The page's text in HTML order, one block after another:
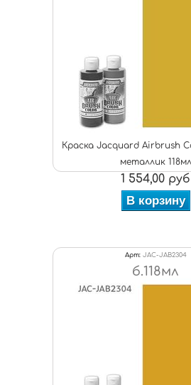
Краска Jacquard Airbrush
металлик 118мл
1 554,00 руб
В корзину
Арт: JAC-JAB2304
б.118мл